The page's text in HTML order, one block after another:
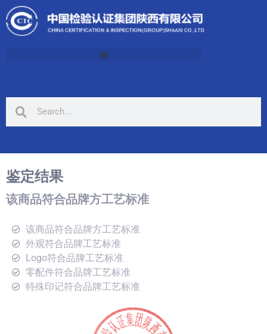
鉴定结果
该商品符合品牌方工艺标准
该商品符合品牌方工艺标准
外观符合品牌工艺标准
Logo符合品牌工艺标准
零配件符合品牌工艺标准
特殊印记符合品牌工艺标准